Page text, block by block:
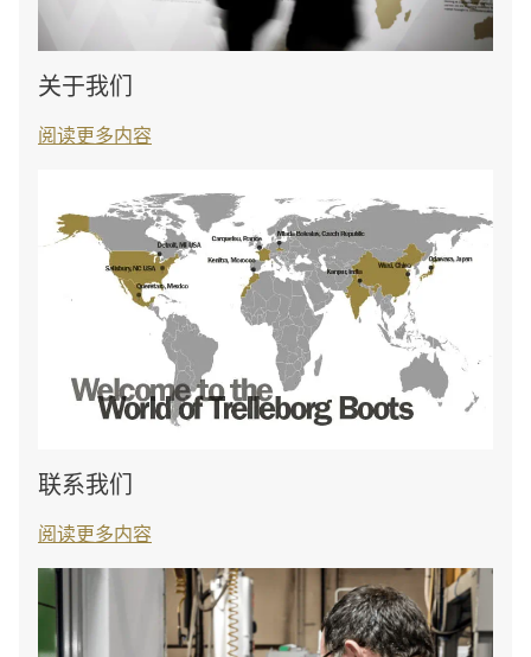
关于我们
阅读更多内容
联系我们
阅读更多内容